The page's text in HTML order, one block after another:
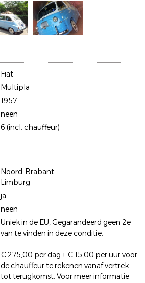
Fiat
Multipla
1957
neen
6 (incl. chauffeur)
Noord-Brabant
Limburg
ja
neen
Uniek in de EU, Gegarandeerd geen 2e
van te vinden in deze conditie.
€ 275,00 per dag + € 15,00 per uur voor
de chauffeur te rekenen vanaf vertrek
tot terugkomst. Voor meer informatie